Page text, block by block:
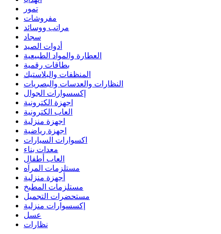
تمور
مفروشات
مراتب ووسائد
سجاد
أدوات الصيد
العطارة والمواد الطبيعية
بطاقات رقمية
المنظفات والبلاستيك
النظارات والعدسات والبصريات
إكسسوارات الجوال
اجهزة الكترونية
العاب الكترونية
اجهزة منزلية
اجهزة رياضية
اكسوارات السيارات
معدات بناء
العاب أطفال
مستلزمات المرآه
أجهزة منزلية
مستلزمات المطبخ
مستحضرات التجميل
إكسسوارات منزلية
عسل
نظارات